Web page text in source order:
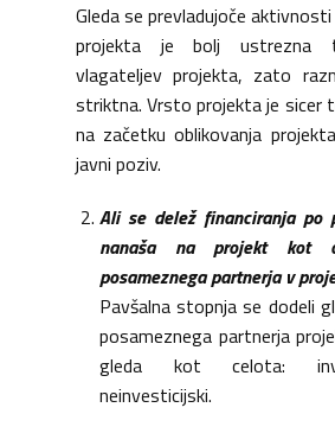
Gleda se prevladujoče
projekta je bolj ustrezna
vlagateljev projekta, zato
striktna. Vrsto projekta je sicer
na začetku oblikovanja
javni poziv.
Ali se delež financiranja po
nanaša na projekt kot
posameznega partnerja v
Pavšalna stopnja se dodeli
posameznega partnerja
gleda kot celota:
neinvesticijski.